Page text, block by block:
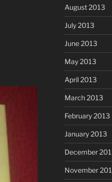
August 2013
July 2013
June 2013
May 2013
April 2013
March 2013
February 2013
January 2013
December
November